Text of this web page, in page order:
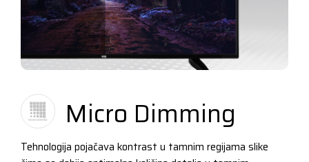
Micro Dimming
Tehnologija pojačava kontrast u tamnim regijama slike